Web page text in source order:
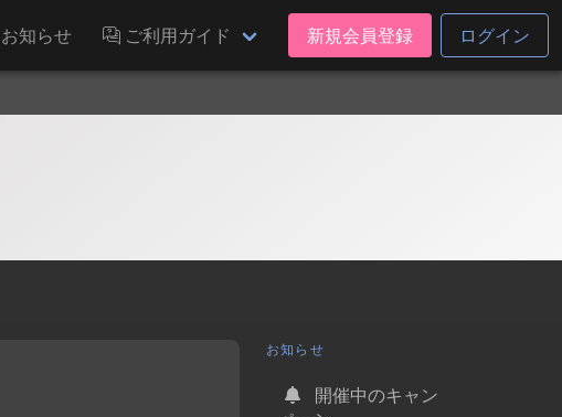
お知らせ ご利用ガイド 新規会員登録 ログイン
お知らせ
開催中のキャン